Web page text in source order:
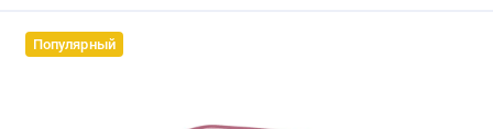
Популярный